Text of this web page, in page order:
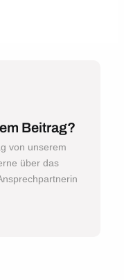
Beitrag?
von unserem
über das